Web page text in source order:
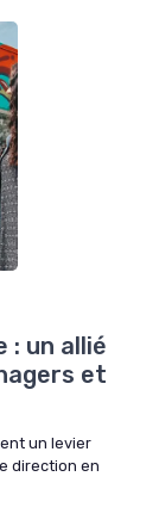
: un allié
et
un levier
direction en